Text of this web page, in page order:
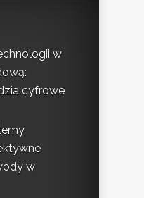
w
cyfrowe
w